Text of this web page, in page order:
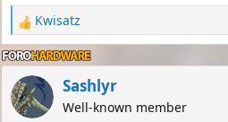
R
e
a
c
t
i
Kwisatz
Sashlyr
Well-known member